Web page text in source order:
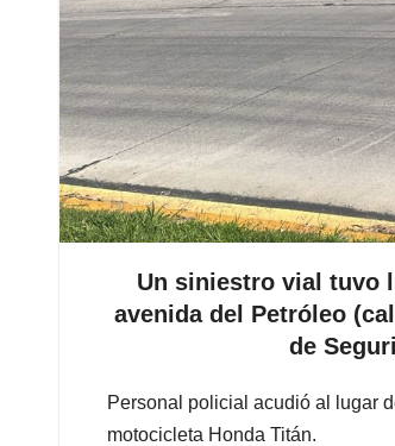
Un siniestro vial tuvo
avenida del Petróleo
de
Personal policial acudió al lugar
motocicleta Honda Titán.